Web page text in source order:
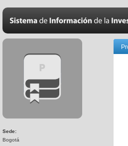
Sede:
Bogotá